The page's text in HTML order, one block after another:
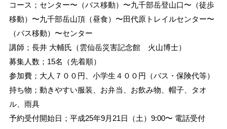
コース；センター〜（バス移動）〜九千部岳登山口〜（徒歩
移動）〜九千部岳山頂（昼食）〜田代原トレイルセンター〜
（バス移動）〜センター
講師；長井 大輔氏（雲仙岳災害記念館 火山博士）
募集人数；15名（先着順）
参加費；大人７００円、小学生４００円（バス・保険代等）
持ち物；動きやすい服装、お弁当、お飲み物、帽子、タオ
ル、雨具
予約受付開始日；平成25年9月21日（土）9:00〜 電話受付